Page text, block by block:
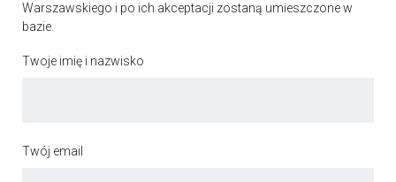
Warszawskiego i po ich akceptacji zostaną umieszczone w
bazie.
Twoje imię i nazwisko
Twój email